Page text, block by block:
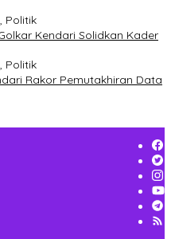
Politik
Kendari Solidkan Kader
Politik
Rakor Pemutakhiran Data